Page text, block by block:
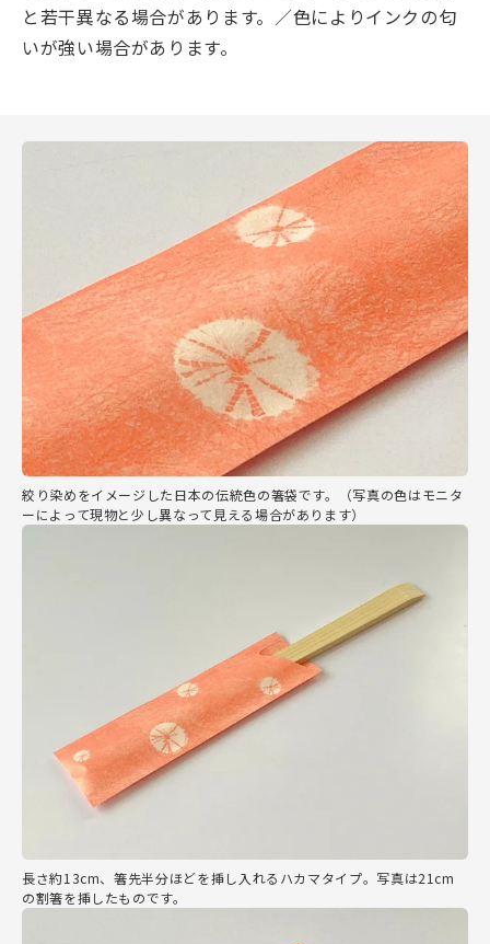
と若干異なる場合があります。／色によりインクの匂
いが強い場合があります。
絞り染めをイメージした日本の伝統色の箸袋です。（写真の色はモニタ
ーによって現物と少し異なって見える場合があります）
長さ約13cm、箸先半分ほどを挿し入れるハカマタイプ。写真は21cm
の割箸を挿したものです。